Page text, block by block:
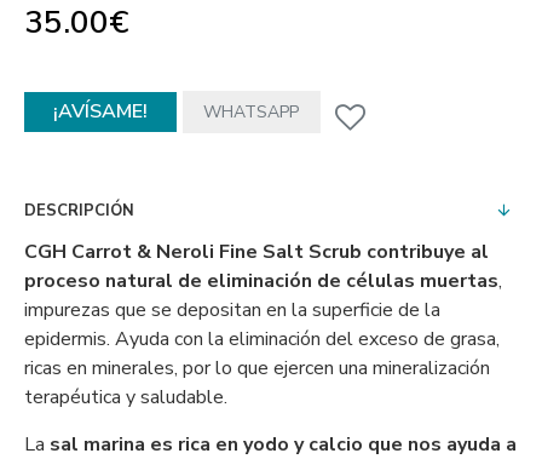
35.00€
¡AVÍSAME! WHATSAPP
DESCRIPCIÓN
CGH Carrot & Neroli Fine Salt Scrub contribuye al
proceso natural de eliminación de células muertas,
impurezas que se depositan en la superficie de la
epidermis. Ayuda con la eliminación del exceso de grasa,
ricas en minerales, por lo que ejercen una mineralización
terapéutica y saludable.
La sal marina es rica en yodo y calcio que nos ayuda a